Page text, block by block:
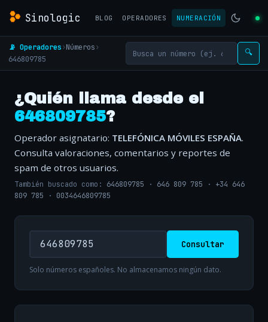
Sinologic BLOG OPERADORES NUMERACIÓN
📡 Operadores›Números›
646809785
🔍
¿Quién llama desde el
646809785?
Operador asignatario: TELEFÓNICA MÓVILES ESPAÑA.
Consulta valoraciones, comentarios y reportes de
spam de otros usuarios.
También buscado como: 646809785 · 646 809 785 · +34 646
809 785 · 0034646809785
Consultar
Solo números españoles. No almacenamos ningún dato.